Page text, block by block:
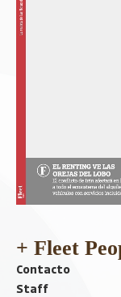
+ Fleet
Contacto
Staff